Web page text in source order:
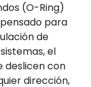
(O-Ring)
para
de
el
deslicen con
dirección,